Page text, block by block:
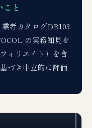
と
者カタログDB103
の実務知見を
ィリエイト）を含
づき中立的に評価